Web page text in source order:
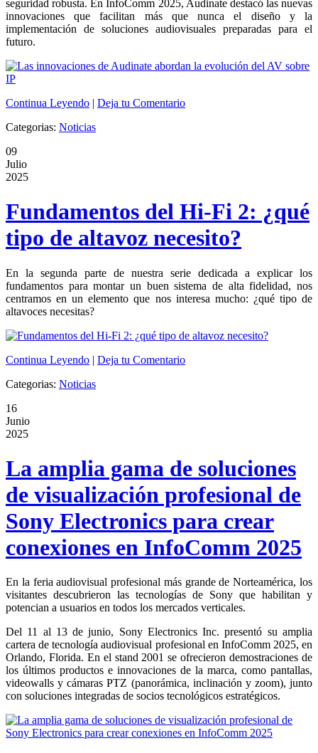
seguridad robusta. En InfoComm 2025, Audinate destacó las nuevas
innovaciones que facilitan más que nunca el diseño y la
implementación de soluciones audiovisuales preparadas para el
futuro.
Continua Leyendo | Deja tu Comentario
Categorias: Noticias
09
Julio
2025
Fundamentos del Hi-Fi 2: ¿qué
tipo de altavoz necesito?
En la segunda parte de nuestra serie dedicada a explicar los
fundamentos para montar un buen sistema de alta fidelidad, nos
centramos en un elemento que nos interesa mucho: ¿qué tipo de
altavoces necesitas?
Continua Leyendo | Deja tu Comentario
Categorias: Noticias
16
Junio
2025
La amplia gama de soluciones
de visualización profesional de
Sony Electronics para crear
conexiones en InfoComm 2025
En la feria audiovisual profesional más grande de Norteamérica, los
visitantes descubrieron las tecnologías de Sony que habilitan y
potencian a usuarios en todos los mercados verticales.
Del 11 al 13 de junio, Sony Electronics Inc. presentó su amplia
cartera de tecnología audiovisual profesional en InfoComm 2025, en
Orlando, Florida. En el stand 2001 se ofrecieron demostraciones de
los últimos productos e innovaciones de la marca, como pantallas,
videowalls y cámaras PTZ (panorámica, inclinación y zoom), junto
con soluciones integradas de socios tecnológicos estratégicos.